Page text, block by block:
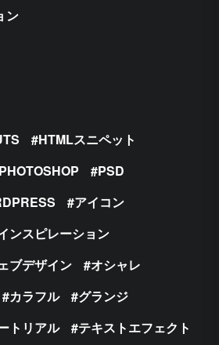
ン
HTMLスニペット
PHOTOSHOP
PSD
アイコン
ンスピレーション
ブデザイン
オシャレ
カラフル
グランジ
トリアル
テキストエフェクト